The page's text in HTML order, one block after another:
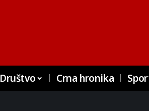
Društvo Crna hronika